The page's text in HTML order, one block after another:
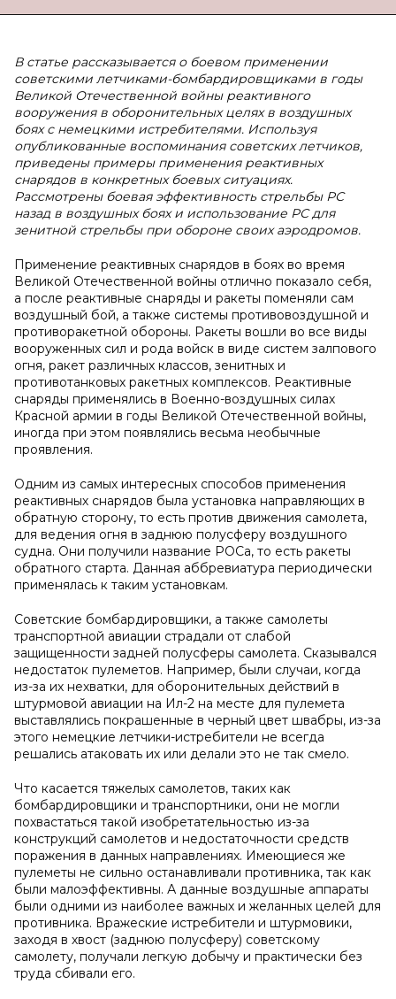
В статье рассказывается о боевом применении
советскими летчиками-бомбардировщиками в годы
Великой Отечественной войны реактивного
вооружения в оборонительных целях в воздушных
боях с немецкими истребителями. Используя
опубликованные воспоминания советских летчиков,
приведены примеры применения реактивных
снарядов в конкретных боевых ситуациях.
Рассмотрены боевая эффективность стрельбы РС
назад в воздушных боях и использование РС для
зенитной стрельбы при обороне своих аэродромов.
Применение реактивных снарядов в боях во время
Великой Отечественной войны отлично показало себя,
а после реактивные снаряды и ракеты поменяли сам
воздушный бой, а также системы противовоздушной и
противоракетной обороны. Ракеты вошли во все виды
вооруженных сил и рода войск в виде систем залпового
огня, ракет различных классов, зенитных и
противотанковых ракетных комплексов. Реактивные
снаряды применялись в Военно-воздушных силах
Красной армии в годы Великой Отечественной войны,
иногда при этом появлялись весьма необычные
проявления.
Одним из самых интересных способов применения
реактивных снарядов была установка направляющих в
обратную сторону, то есть против движения самолета,
для ведения огня в заднюю полусферу воздушного
судна. Они получили название РОСа, то есть ракеты
обратного старта. Данная аббревиатура периодически
применялась к таким установкам.
Советские бомбардировщики, а также самолеты
транспортной авиации страдали от слабой
защищенности задней полусферы самолета. Сказывался
недостаток пулеметов. Например, были случаи, когда
из-за их нехватки, для оборонительных действий в
штурмовой авиации на Ил-2 на месте для пулемета
выставлялись покрашенные в черный цвет швабры, из-за
этого немецкие летчики-истребители не всегда
решались атаковать их или делали это не так смело.
Что касается тяжелых самолетов, таких как
бомбардировщики и транспортники, они не могли
похвастаться такой изобретательностью из-за
конструкций самолетов и недостаточности средств
поражения в данных направлениях. Имеющиеся же
пулеметы не сильно останавливали противника, так как
были малоэффективны. А данные воздушные аппараты
были одними из наиболее важных и желанных целей для
противника. Вражеские истребители и штурмовики,
заходя в хвост (заднюю полусферу) советскому
самолету, получали легкую добычу и практически без
труда сбивали его.